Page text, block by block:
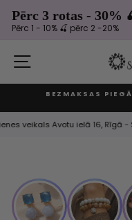
Pērc 3 rotas -
Pērc 1 - 10% 🍒 pērc 2 -
turpināt
VIETNES
BEZMAKSAS
Avotu ielā 16, Rīgā -